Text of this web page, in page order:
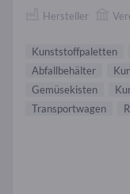
Hersteller
Kunststoffpaletten
Abfallbehälter
Gemüsekisten
Transportwagen